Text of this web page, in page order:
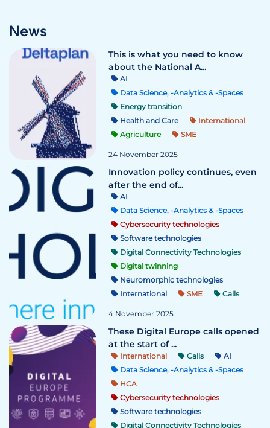
News
This is what you need to know
about the National A...
AI
Data Science, -Analytics & -Spaces
Energy transition
Health and Care
International
Agriculture
SME
24 November 2025
Innovation policy continues, even
after the end of...
AI
Data Science, -Analytics & -Spaces
Cybersecurity technologies
Software technologies
Digital Connectivity Technologies
Digital twinning
Neuromorphic technologies
International
SME Calls
4 November 2025
These Digital Europe calls opened
at the start of ...
International Calls
AI
Data Science, -Analytics & -Spaces
HCA
Cybersecurity technologies
Software technologies
Digital Connectivity Technologies